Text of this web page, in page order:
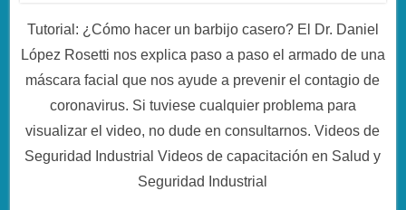
Tutorial: ¿Cómo hacer un barbijo casero? El Dr. Daniel
López Rosetti nos explica paso a paso el armado de una
máscara facial que nos ayude a prevenir el contagio de
coronavirus. Si tuviese cualquier problema para
visualizar el video, no dude en consultarnos. Videos de
Seguridad Industrial Videos de capacitación en Salud y
Seguridad Industrial